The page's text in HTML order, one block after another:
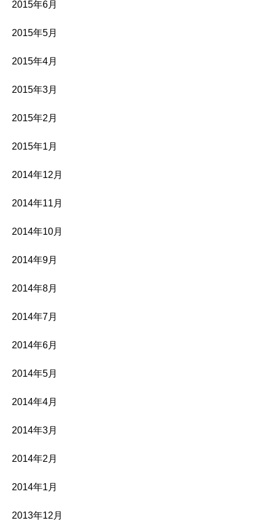
2015年6月
2015年5月
2015年4月
2015年3月
2015年2月
2015年1月
2014年12月
2014年11月
2014年10月
2014年9月
2014年8月
2014年7月
2014年6月
2014年5月
2014年4月
2014年3月
2014年2月
2014年1月
2013年12月